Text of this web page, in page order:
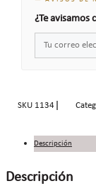
¿Te avisamos
SKU 1134
Descripción
Descripción